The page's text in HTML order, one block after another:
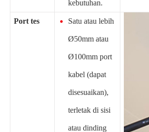
kebutuhan.
Port tes Satu atau lebih
Ø50mm atau
Ø100mm port
kabel (dapat
disesuaikan),
terletak di sisi
atau dinding